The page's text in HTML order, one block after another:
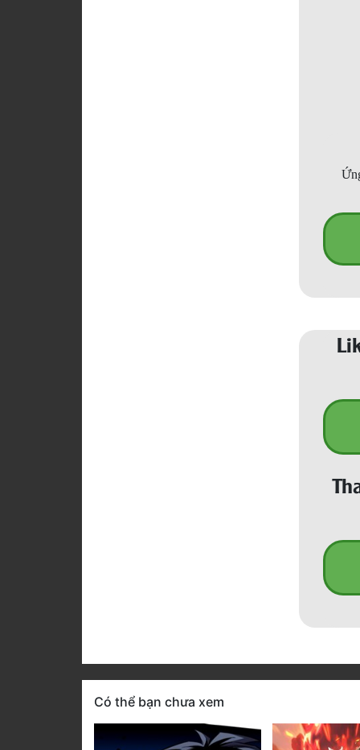
Có thể bạn chưa xem